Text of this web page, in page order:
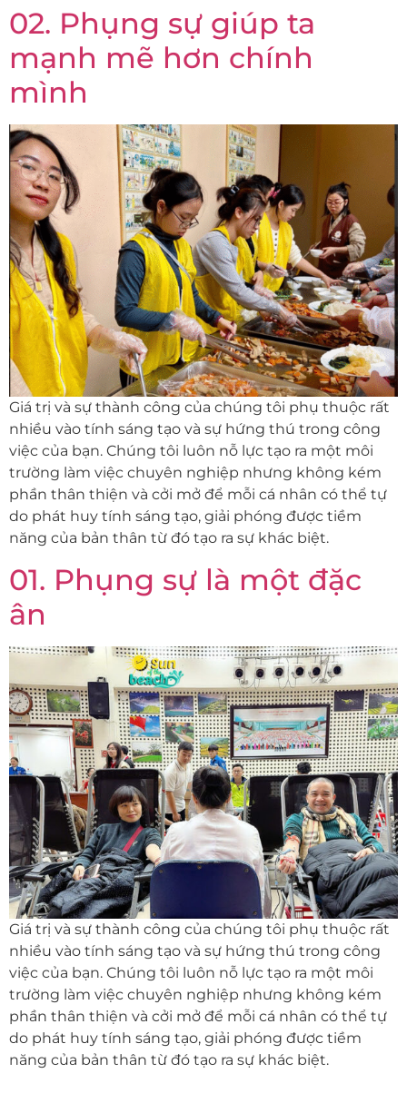
02. Phụng sự giúp ta
mạnh mẽ hơn chính
mình
Giá trị và sự thành công của chúng tôi phụ thuộc rất
nhiều vào tính sáng tạo và sự hứng thú trong công
việc của bạn. Chúng tôi luôn nỗ lực tạo ra một môi
trường làm việc chuyên nghiệp nhưng không kém
phần thân thiện và cởi mở để mỗi cá nhân có thể tự
do phát huy tính sáng tạo, giải phóng được tiềm
năng của bản thân từ đó tạo ra sự khác biệt.
01. Phụng sự là một đặc
ân​
Giá trị và sự thành công của chúng tôi phụ thuộc rất
nhiều vào tính sáng tạo và sự hứng thú trong công
việc của bạn. Chúng tôi luôn nỗ lực tạo ra một môi
trường làm việc chuyên nghiệp nhưng không kém
phần thân thiện và cởi mở để mỗi cá nhân có thể tự
do phát huy tính sáng tạo, giải phóng được tiềm
năng của bản thân từ đó tạo ra sự khác biệt.